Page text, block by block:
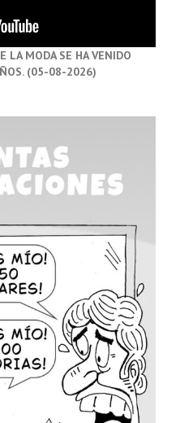
LA MODA SE HA VENIDO
(05-08-2026)